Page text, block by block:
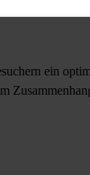
ein